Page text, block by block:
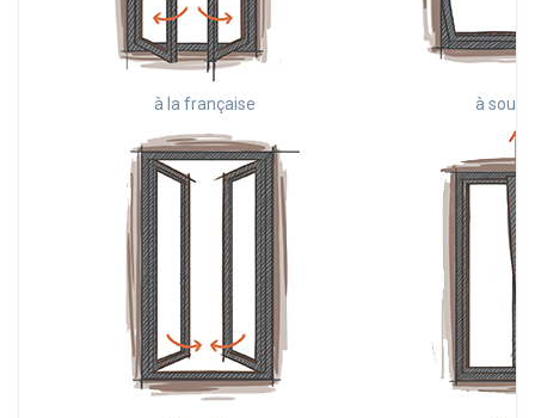
à la française à